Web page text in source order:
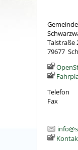
Talstraße
79677
Telefon
Fax